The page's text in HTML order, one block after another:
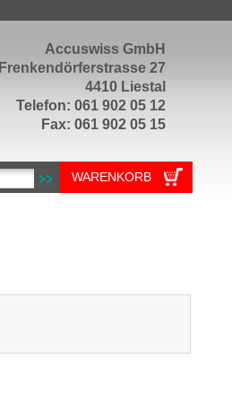
Accuswiss GmbH
Frenkendörferstrasse 27
4410 Liestal
Telefon: 061 902 05 12
Fax: 061 902 05 15
WARENKORB